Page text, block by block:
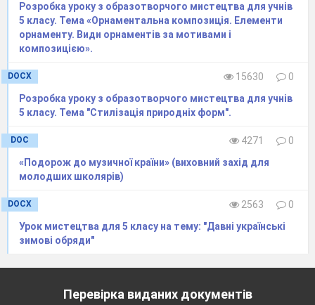
без слів.

Реквізит— речі (предмети), які актори
використовують під час вистави.
Розробка уроку з образотворчого мистецтва для учнів
5 класу. Тема «Орнаментальна композиція. Елементи
орнаменту. Види орнаментів за мотивами і
композицією».
DOCX 15630
0
Розробка уроку з образотворчого мистецтва для учнів
5 класу. Тема "Стилізація природніх форм".
DOC 4271
0
«Подорож до музичної країни» (виховний захід для
молодших школярів)
DOCX 2563
0
Урок мистецтва для 5 класу на тему: "Давні українські
зимові обряди"
Перевірка виданих документів